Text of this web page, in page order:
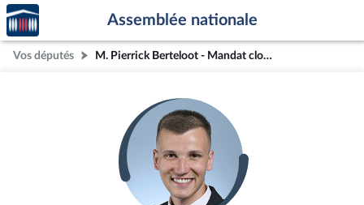
Aller au contenu
Aller en bas de la page
Accèder
à la
page
d'accueil
Assemblée nationale
Vos députés M. Pierrick Berteloot - Mandat clos - Nord (15e circonscription)